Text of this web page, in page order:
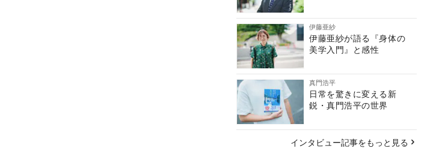
伊藤亜紗
伊藤亜紗が語る『身体の
美学入門』と感性
真門浩平
日常を驚きに変える新
鋭・真門浩平の世界
インタビュー記事をもっと見る